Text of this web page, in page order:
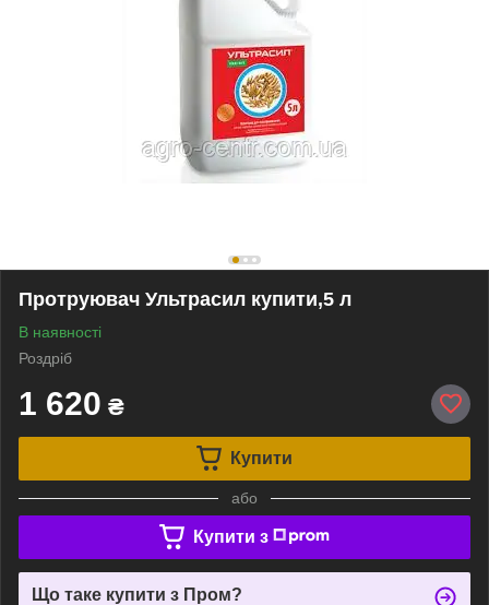
Протруювач Ультрасил купити,5 л
В наявності
Роздріб
1 620 ₴
Купити
або
Купити з
Що таке купити з Пром?